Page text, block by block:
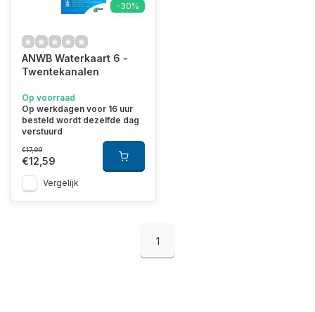
-30%
ANWB Waterkaart 6 -
Twentekanalen
Op voorraad
Op werkdagen voor 16 uur
besteld wordt dezelfde dag
verstuurd
€17,99
€12,59
Vergelijk
1